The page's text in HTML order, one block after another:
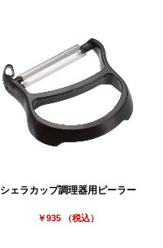
シェラカップ調理器用ピーラー
￥935 （税込）